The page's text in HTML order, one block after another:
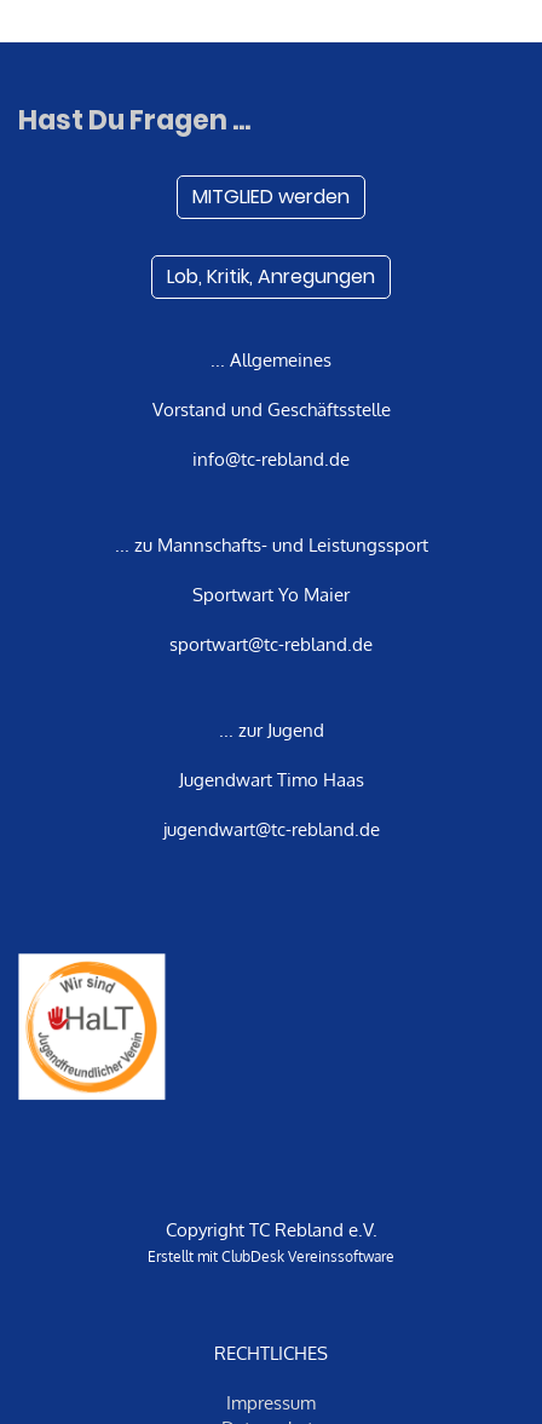
Hast Du Fragen ...
MITGLIED werden
Lob, Kritik, Anregungen
... Allgemeines
Vorstand und Geschäftsstelle
info@tc-rebland.de
... zu Mannschafts- und Leistungssport
Sportwart Yo Maier
sportwart@tc-rebland.de
... zur Jugend
Jugendwart Timo Haas
jugendwart@tc-rebland.de
Copyright TC Rebland e.V.
Erstellt mit ClubDesk Vereinssoftware
RECHTLICHES
Impressum